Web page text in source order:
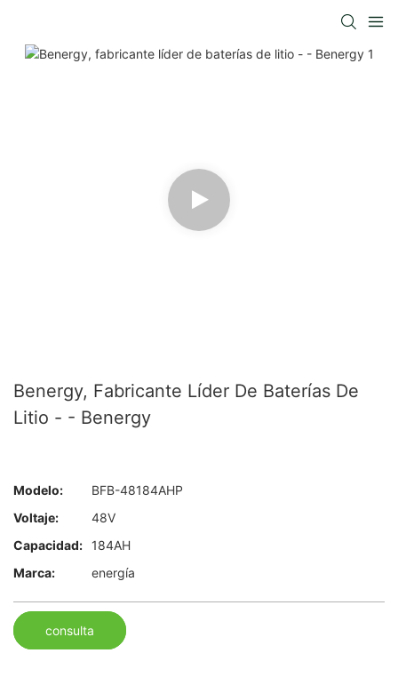
Benergy, Fabricante Líder De Baterías De
Litio - - Benergy
Modelo:
BFB-48184AHP
Voltaje:
48V
Capacidad:
184AH
Marca:
energía
consulta